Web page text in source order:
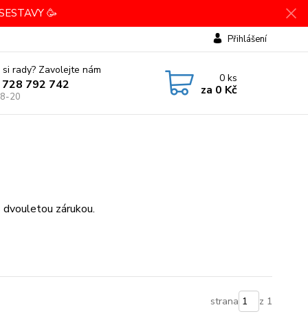
🥳
Přihlášení
rady? Zavolejte nám
792 742
20
0ks
za 0 Kč
zárukou.
strana z 1